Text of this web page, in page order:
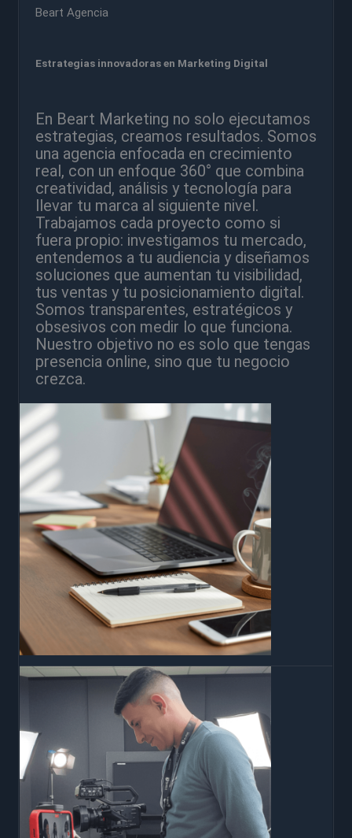
Beart Agencia
Estrategias innovadoras en Marketing Digital
En Beart Marketing no solo ejecutamos
estrategias, creamos resultados. Somos
una agencia enfocada en crecimiento
real, con un enfoque 360° que combina
creatividad, análisis y tecnología para
llevar tu marca al siguiente nivel.
Trabajamos cada proyecto como si
fuera propio: investigamos tu mercado,
entendemos a tu audiencia y diseñamos
soluciones que aumentan tu visibilidad,
tus ventas y tu posicionamiento digital.
Somos transparentes, estratégicos y
obsesivos con medir lo que funciona.
Nuestro objetivo no es solo que tengas
presencia online, sino que tu negocio
crezca.